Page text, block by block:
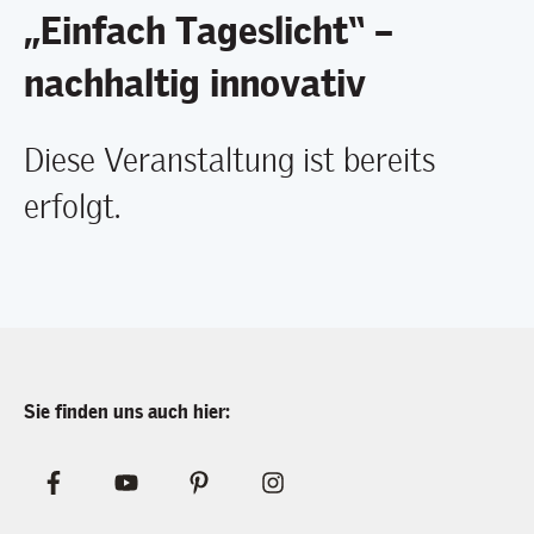
„Einfach Tageslicht“ –
nachhaltig innovativ
Diese Veranstaltung ist bereits
erfolgt.
Sie finden uns auch hier: